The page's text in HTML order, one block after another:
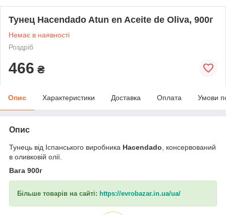
Тунец Hacendado Atun en Aceite de Oliva, 900г
Немає в наявності
Роздріб
466 ₴
Опис Характеристики Доставка Оплата Умови
Опис
Тунець від Іспанського виробника Hacendado , консервований
в оливковій олії.
Вага 900г
Більше товарів на сайті: https://evrobazar.in.ua/ua/